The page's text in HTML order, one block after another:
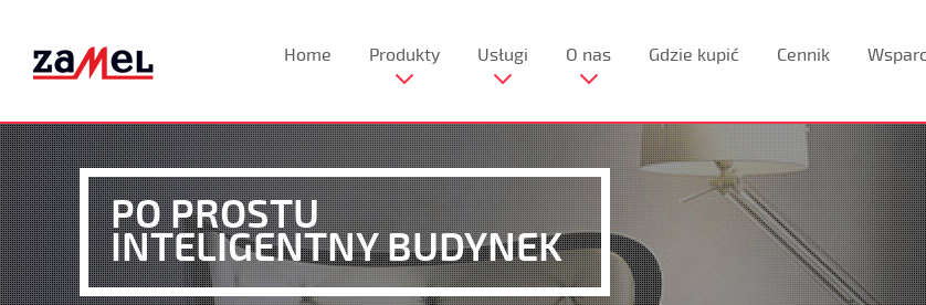
Home Produkty Usługi O nas Gdzie kupić Cennik
PO PROSTU
INTELIGENTNY BUDYNEK